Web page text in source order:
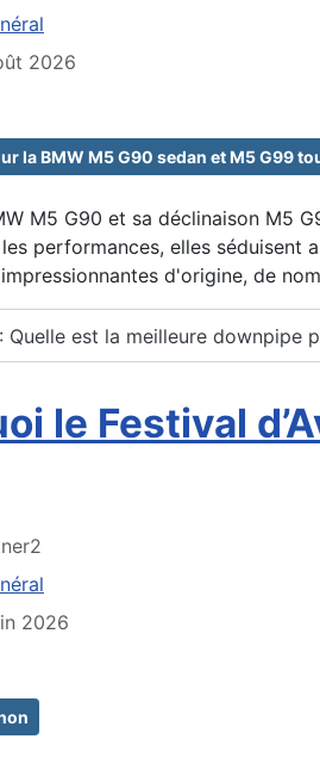
2026
la BMW M5 G90 sedan et M5 G99
M5 G90 et sa déclinaison M5
performances, elles séduisent
d'origine, de
Quelle est la meilleure downpipe
le Festival
2026